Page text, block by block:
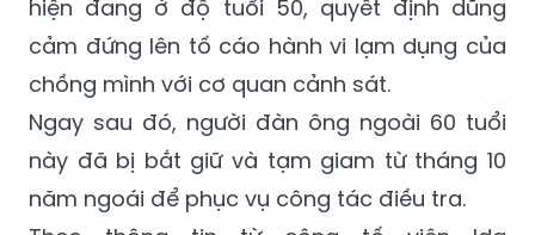
chồng mình với cơ quan cảnh sát.
Ngay sau đó, người đàn ông ngoài 60 tuổi
này đã bị bắt giữ và tạm giam từ tháng 10
năm ngoái để phục vụ công tác điều tra.
Theo thông tin từ công tố viên Ida
Annerstedt, người chịu trách nhiệm chính